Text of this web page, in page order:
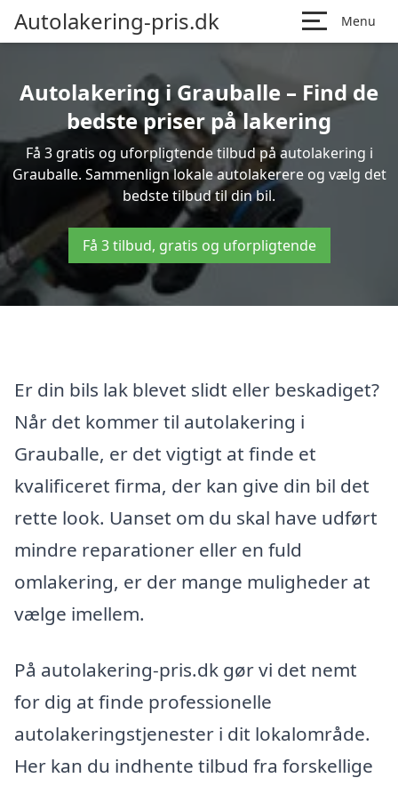
Autolakering-pris.dk Menu
Autolakering i Grauballe – Find de
bedste priser på lakering
Få 3 gratis og uforpligtende tilbud på autolakering i
Grauballe. Sammenlign lokale autolakerere og vælg det
bedste tilbud til din bil.
Få 3 tilbud, gratis og uforpligtende
Er din bils lak blevet slidt eller beskadiget?
Når det kommer til autolakering i
Grauballe, er det vigtigt at finde et
kvalificeret firma, der kan give din bil det
rette look. Uanset om du skal have udført
mindre reparationer eller en fuld
omlakering, er der mange muligheder at
vælge imellem.
På autolakering-pris.dk gør vi det nemt
for dig at finde professionelle
autolakeringstjenester i dit lokalområde.
Her kan du indhente tilbud fra forskellige